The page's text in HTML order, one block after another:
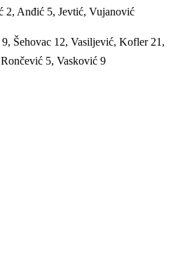
2, Anđić 5, Jevtić, Vujanović
Šehovac 12, Vasiljević, Kofler 21,
5, Vasković 9